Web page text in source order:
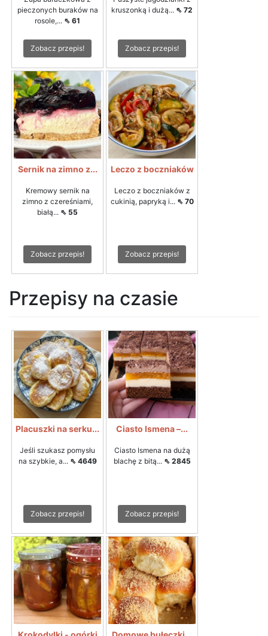
pieczonych buraków na
rosole,... ⇖ 61
Zobacz przepis!
kruszonką i dużą... ⇖ 72
Zobacz przepis!
Sernik na zimno z...
Kremowy sernik na
zimno z czereśniami,
białą... ⇖ 55
Zobacz przepis!
Leczo z boczniaków
Leczo z boczniaków z
cukinią, papryką i... ⇖ 70
Zobacz przepis!
Przepisy na czasie
Placuszki na serku...
Jeśli szukasz pomysłu
na szybkie, a... ⇖ 4649
Zobacz przepis!
Ciasto Ismena –...
Ciasto Ismena na dużą
blachę z bitą... ⇖ 2845
Zobacz przepis!